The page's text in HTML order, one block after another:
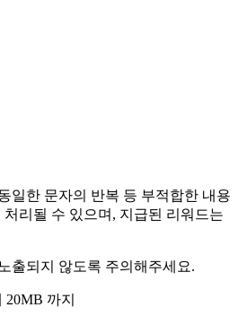
일한 문자의 반복 등 부적합한 내용
리될 수 있으며, 지급된 리워드는
출되지 않도록 주의해주세요.
20MB 까지